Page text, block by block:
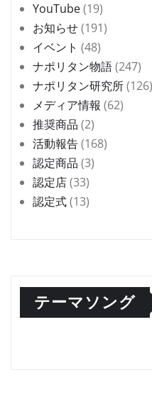
YouTube(19)
お知らせ(191)
イベント (48)
ナポリタン物語(247)
ナポリタン研究所(126)
メディア情報 (62)
推奨商品 (2)
活動報告(168)
認定商品 (3)
認定店(33)
認定式(13)
テーマソング